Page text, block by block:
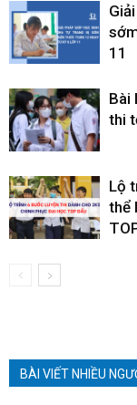
11
Bài
thi
Lộ
thể
BÀI VIẾT NHIỀU